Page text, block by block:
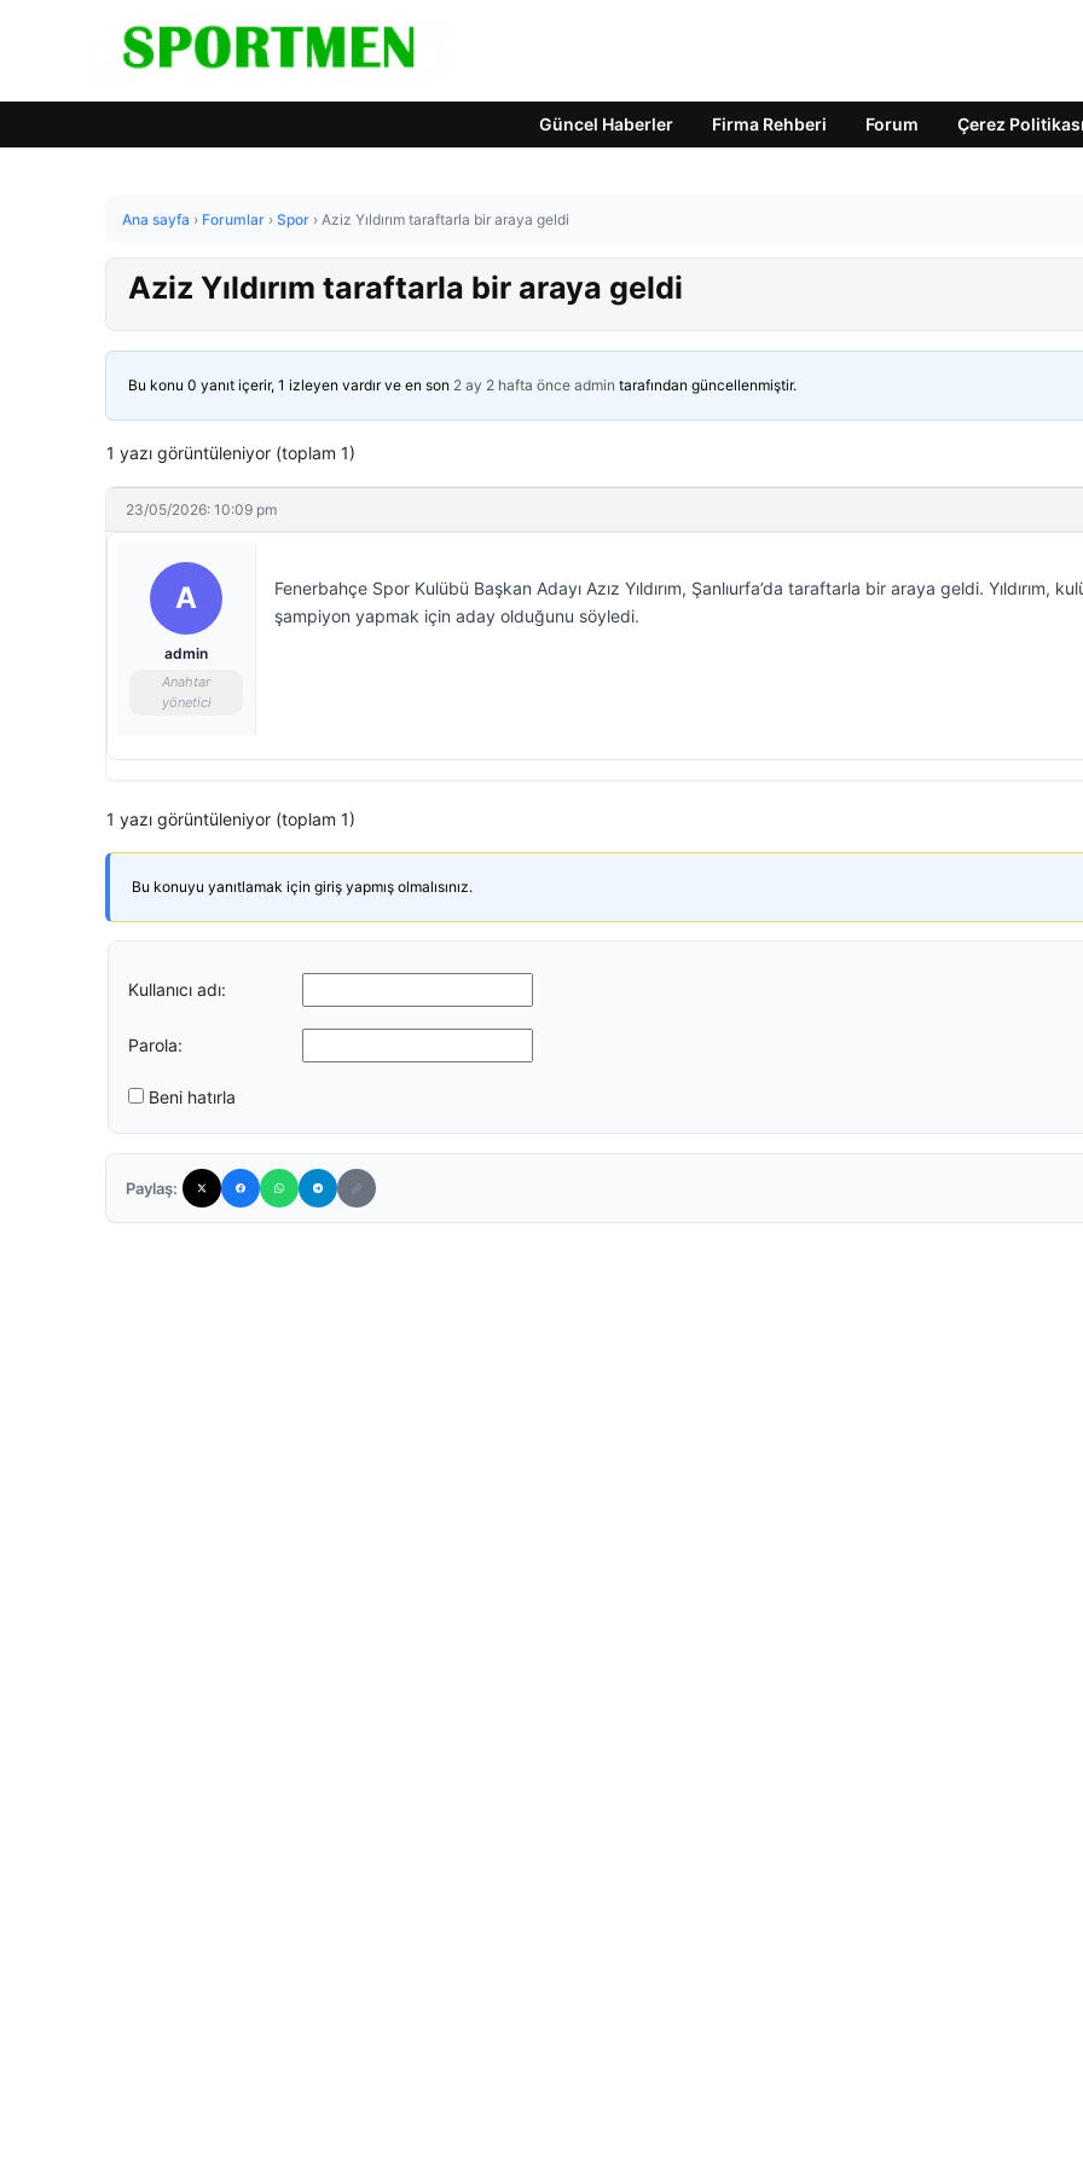
Güncel Haberler Firma Rehberi Forum Çerez Politikası
Ana sayfa › Forumlar › Spor › Aziz Yıldırım taraftarla bir araya geldi
Aziz Yıldırım taraftarla bir araya geldi
Bu konu 0 yanıt içerir, 1 izleyen vardır ve en son 2 ay 2 hafta önce admin tarafından güncellenmiştir.
1 yazı görüntüleniyor (toplam 1)
23/05/2026: 10:09 pm
A
admin
Anahtar
yönetici
Fenerbahçe Spor Kulübü Başkan Adayı Azız Yıldırım, Şanlıurfa’da taraftarla bir araya geldi. Yıldırım,
şampiyon yapmak için aday olduğunu söyledi.
1 yazı görüntüleniyor (toplam 1)
Bu konuyu yanıtlamak için giriş yapmış olmalısınız.
Kullanıcı adı:
Parola:
Beni hatırla
Paylaş: